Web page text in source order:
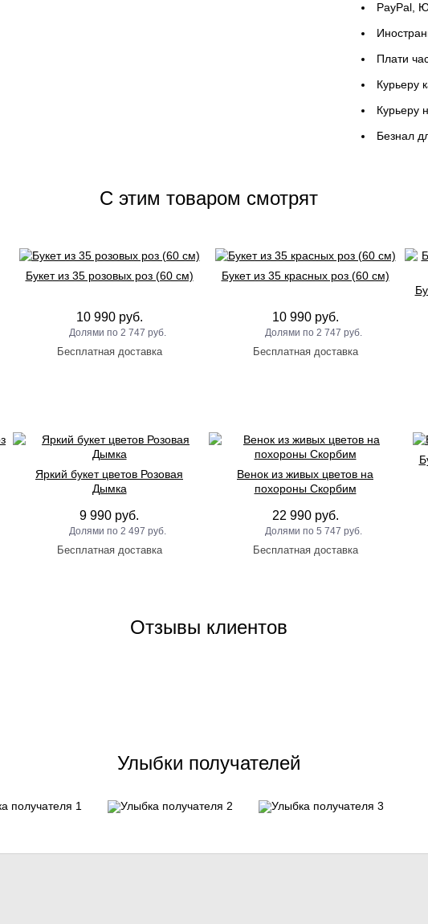
PayPal,
Плати
Курьеру
Курьеру
Безнал
C этим товаром смотрят
Букет из 35 розовых роз (60 см)
10 990 руб.
2 747 руб.
Букет из 35 красных роз (60 см)
10 990 руб.
2 747 руб.
Яркий букет цветов Розовая
Дымка
9 990 руб.
2 497 руб.
Венок из живых цветов на
похороны Скорбим
22 990 руб.
5 747 руб.
Отзывы клиентов
Улыбки получателей